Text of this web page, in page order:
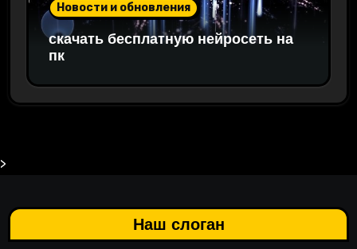
Новости и обновления
скачать бесплатную нейросеть на
пк
>
Наш слоган